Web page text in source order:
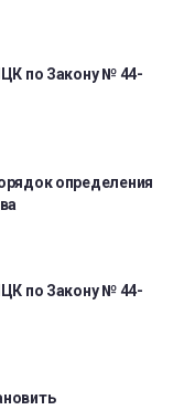
по Закону № 44-
определения
по Закону № 44-